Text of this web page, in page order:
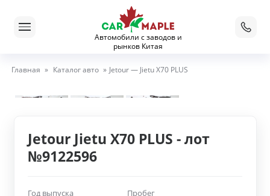
Автомобили с заводов и
рынков Китая
Главная » Каталог авто » Jetour — Jietu X70 PLUS
Jetour Jietu X70 PLUS - лот
№9122596
Год выпуска
Пробег